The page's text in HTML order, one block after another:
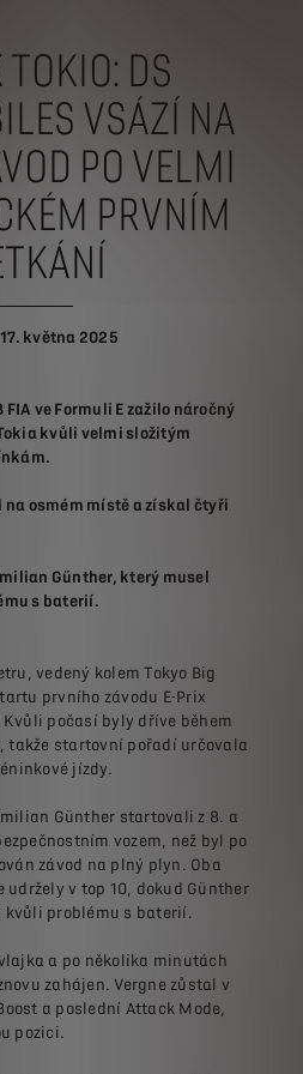
TOKIO: DS
VSÁZÍ NA
PO VELMI
PRVNÍM
května 2025
ve Formuli E zažilo náročný
kvůli velmi složitým
na osmém místě a získal čtyři
Günther, který musel
s baterií.
vedený kolem Tokyo Big
prvního závodu E-Prix
počasí byly dříve během
takže startovní pořadí určovala
jízdy.
Günther startovali z 8. a
vozem, než byl po
závod na plný plyn. Oba
udržely v top 10, dokud Günther
problému s baterií.
a po několika minutách
zahájen. Vergne zůstal v
a poslední Attack Mode,
pozici.